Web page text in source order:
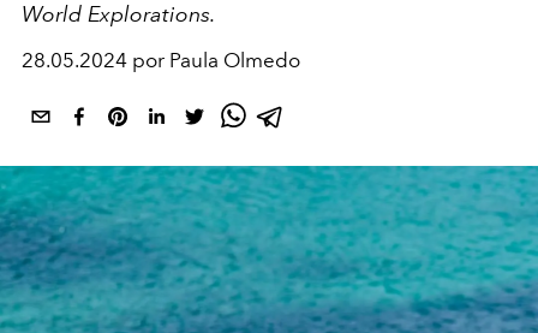
World Explorations.
28.05.2024 por Paula Olmedo